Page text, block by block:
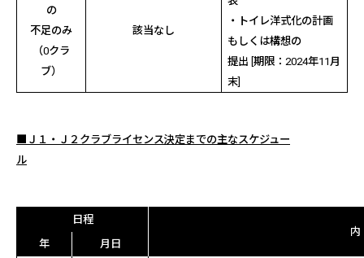
の
不足のみ
（0クラ
ブ）
該当なし
・トイレ洋式化の計画
もしくは構想の
提出 [期限：2024年11月
末
■Ｊ１・Ｊ２クラブライセンス決定までの主なスケジュー
ル
日程
年
月日